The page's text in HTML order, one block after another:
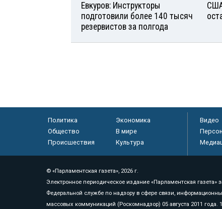
Евкуров: Инструкторы
подготовили более 140 тысяч
резервистов за полгода
Политика
Экономика
Общество
В мире
Происшествия
Культура
Видео
© «Парламентская газета», 2026 г.
Электронное периодическое издание «Парламентская газета»
Федеральной службе по надзору в сфере связи,
массовых коммуникаций (Роскомнадзор) 05 августа 2011 года.